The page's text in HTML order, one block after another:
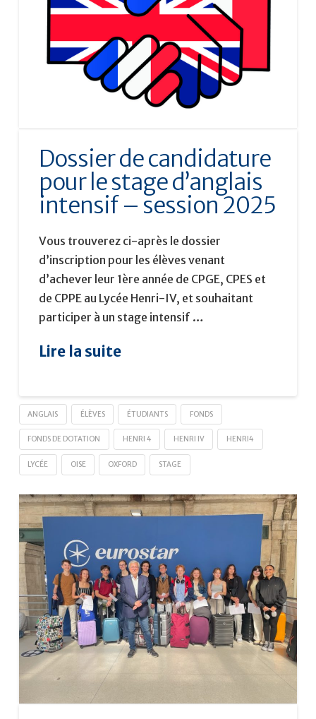
Dossier de candidature
pour le stage d’anglais
intensif – session 2025
Vous trouverez ci-après le dossier
d’inscription pour les élèves venant
d’achever leur 1ère année de CPGE, CPES et
de CPPE au Lycée Henri-IV, et souhaitant
participer à un stage intensif …
Lire la suite
ANGLAIS ÉLÈVES ÉTUDIANTS FONDS
FONDS DE DOTATION HENRI 4 HENRI IV HENRI4
LYCÉE OISE OXFORD STAGE